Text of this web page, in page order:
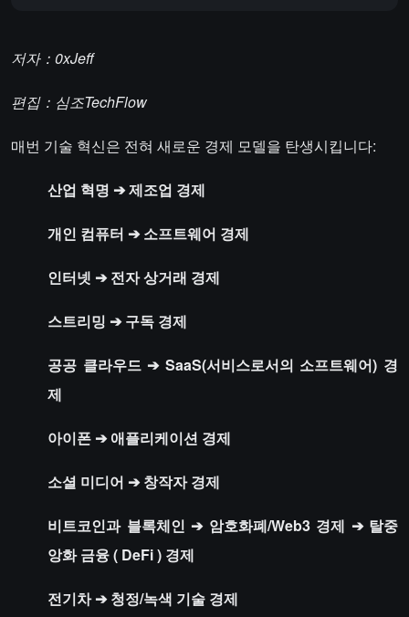
저자：0xJeff
편집：심조TechFlow
매번 기술 혁신은 전혀 새로운 경제 모델을 탄생시킵니다:
산업 혁명 ➔ 제조업 경제
개인 컴퓨터 ➔ 소프트웨어 경제
인터넷 ➔ 전자 상거래 경제
스트리밍 ➔ 구독 경제
공공 클라우드 ➔ SaaS(서비스로서의 소프트웨어) 경
제
아이폰 ➔ 애플리케이션 경제
소셜 미디어 ➔ 창작자 경제
비트코인과 블록체인 ➔ 암호화폐/Web3 경제 ➔ 탈중
앙화 금융( DeFi) 경제
전기차 ➔ 청정/녹색 기술 경제